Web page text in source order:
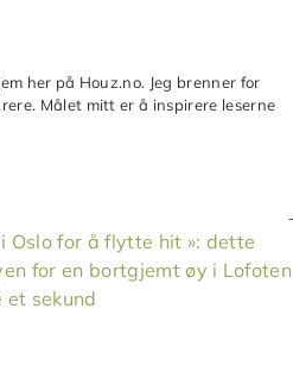
her på Houz.no. Jeg brenner for
Målet mitt er å inspirere leserne
Oslo for å flytte hit »: dette
for en bortgjemt øy i Lofoten
et sekund